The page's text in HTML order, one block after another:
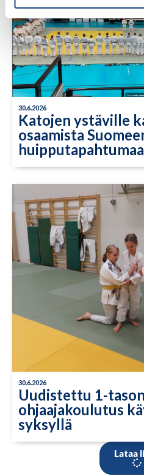
30.6.2026
Katojen ystäville
osaamista
30.6.2026
Uudistettu 1-
ohjaajakoulutus
syksyllä
Lataa